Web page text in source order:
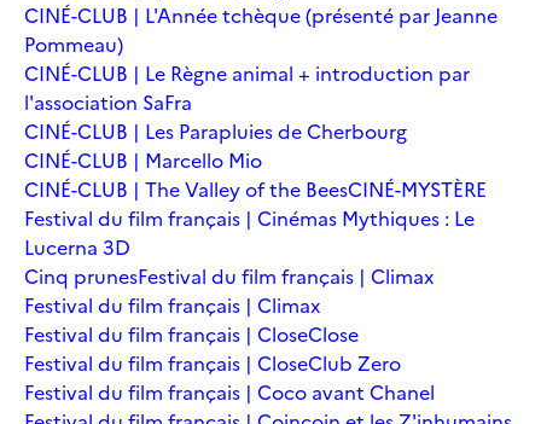
CINÉ-CLUB | L'Année tchèque (présenté par Jeanne
Pommeau)
CINÉ-CLUB | Le Règne animal + introduction par
l'association SaFra
CINÉ-CLUB | Les Parapluies de Cherbourg
CINÉ-CLUB | Marcello Mio
CINÉ-CLUB | The Valley of the BeesCINÉ-MYSTÈRE
Festival du film français | Cinémas Mythiques : Le
Lucerna 3D
Cinq prunesFestival du film français | Climax
Festival du film français | Climax
Festival du film français | CloseClose
Festival du film français | CloseClub Zero
Festival du film français | Coco avant Chanel